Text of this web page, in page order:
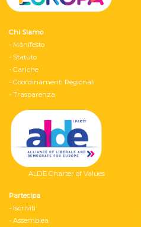
Chi Siamo
- Manifesto
- Statuto
- Cariche
- Coordinamenti Regionali
- Trasparenza
ALDE Charter of Values
Partecipa
- Iscriviti
- Assemblea